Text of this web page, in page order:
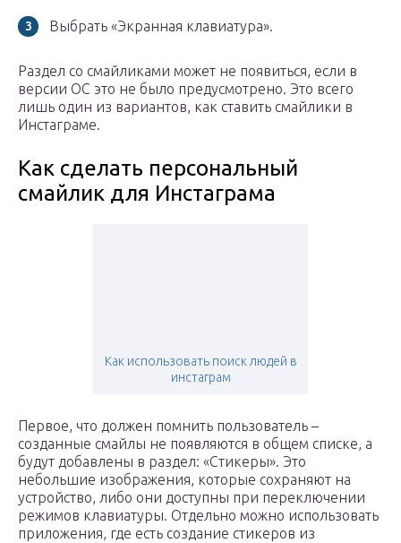
Выбрать «Экранная клавиатура».
Раздел со смайликами может не появиться, если в
версии ОС это не было предусмотрено. Это всего
лишь один из вариантов, как ставить смайлики в
Инстаграме.
Как сделать персональный
смайлик для Инстаграма
Как использовать поиск людей в
инстаграм
Первое, что должен помнить пользователь –
созданные смайлы не появляются в общем списке, а
будут добавлены в раздел: «Стикеры». Это
небольшие изображения, которые сохраняют на
устройство, либо они доступны при переключении
режимов клавиатуры. Отдельно можно использовать
приложения, где есть создание стикеров из